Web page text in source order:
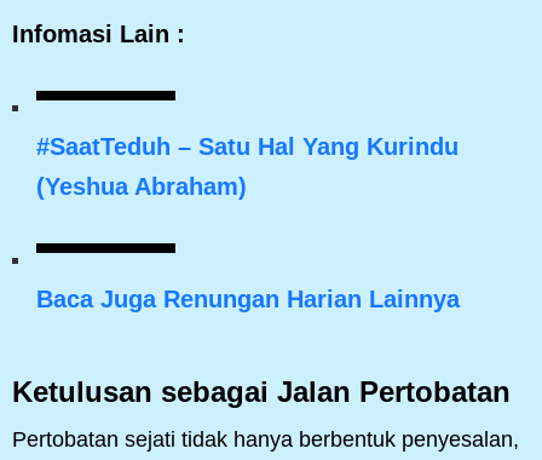
Infomasi Lain :
#SaatTeduh – Satu Hal Yang Kurindu
(Yeshua Abraham)
Baca Juga Renungan Harian Lainnya
Ketulusan sebagai Jalan Pertobatan
Pertobatan sejati tidak hanya berbentuk penyesalan,